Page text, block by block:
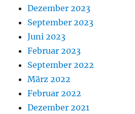
Dezember 2023
September 2023
Juni 2023
Februar 2023
September 2022
März 2022
Februar 2022
Dezember 2021